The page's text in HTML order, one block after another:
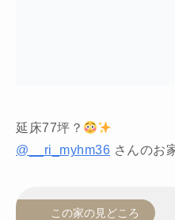
延床77坪？
@__ri_myhm36 さんのお
この家の見どころ